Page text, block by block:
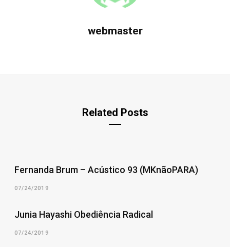
webmaster
Related Posts
Fernanda Brum – Acústico 93 (MKnãoPARA)
07/24/2019
Junia Hayashi Obediência Radical
07/24/2019